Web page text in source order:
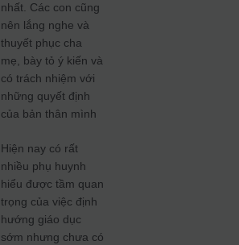
nhất. Các con cũng
nên lắng nghe và
thuyết phục cha
mẹ, bày tỏ ý kiến và
có trách nhiệm với
những quyết định
của bản thân mình
Hiện nay có rất
nhiều phụ huynh
hiểu được tầm quan
trọng của việc định
hướng giáo dục
sớm nhưng chưa có